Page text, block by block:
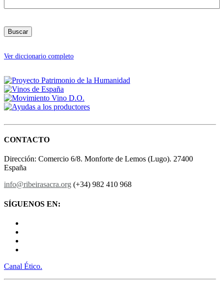
Ver diccionario completo
CONTACTO
Dirección: Comercio 6/8. Monforte de Lemos (Lugo). 27400
España
info@ribeirasacra.org (+34) 982 410 968
SÍGUENOS EN:
Canal Ético.